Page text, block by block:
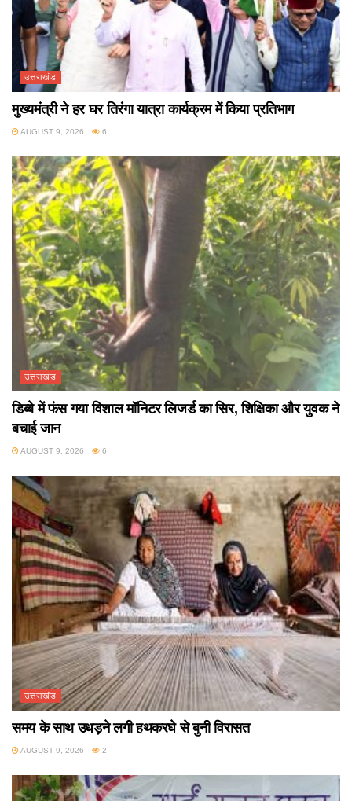
उत्तराखंड
मुख्यमंत्री ने हर घर तिरंगा यात्रा कार्यक्रम में किया प्रतिभाग
AUGUST 9, 2026 6
उत्तराखंड
डिब्बे में फंस गया विशाल मॉनिटर लिजर्ड का सिर, शिक्षिका और युवक ने
बचाई जान
AUGUST 9, 2026 6
उत्तराखंड
समय के साथ उधड़ने लगी हथकरघे से बुनी विरासत
AUGUST 9, 2026 2